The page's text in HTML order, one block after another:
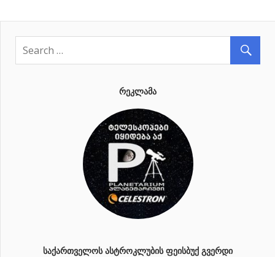
ᲠᲔᲙᲚᲐᲛᲐ
ᲡᲐᲥᲐᲠᲗᲕᲔᲚᲝᲡ ᲐᲡᲢᲠᲝᲙᲚᲣᲑᲘᲡ ᲤᲔᲘᲡᲑᲣᲥ ᲒᲕᲔᲠᲓᲘ